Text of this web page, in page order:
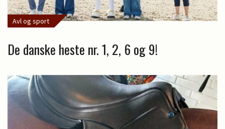
Avl og sport
De danske heste nr. 1, 2, 6 og 9!